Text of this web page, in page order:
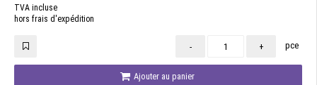
TVA incluse
hors frais d'expédition
- + pce
Ajouter au panier